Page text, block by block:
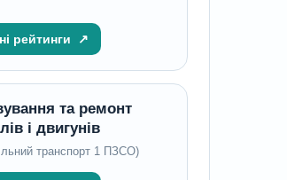
рейтинги ↗
та ремонт
і двигунів
транспорт 1 ПЗСО)